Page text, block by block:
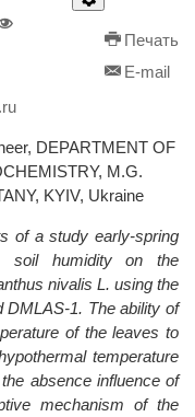
Печать
E-mail
DEPARTMENT OF
M.G.
KYIV, Ukraine
of a study early-spring
soil humidity on the
nivalis L. using the
DMLAS-1. The ability of
of the leaves to
temperature
absence influence of
mechanism of the